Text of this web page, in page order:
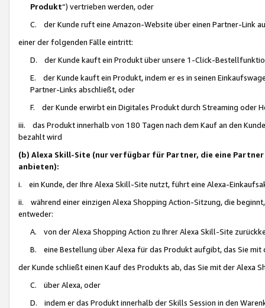
Produkt“) vertrieben werden, oder
C. der Kunde ruft eine Amazon-Website über einen Partner-Link
einer der folgenden Fälle eintritt:
D. der Kunde kauft ein Produkt über unsere 1-Click-
E. der Kunde kauft ein Produkt, indem er es in seinen
Partner-Links abschließt, oder
F. der Kunde erwirbt ein Digitales Produkt durch Streaming oder
iii. das Produkt innerhalb von 180 Tagen nach dem Kauf an den
bezahlt wird
(b) Alexa Skill-Site (nur verfügbar für Partner, die eine
anbieten):
i. ein Kunde, der Ihre Alexa Skill-Site nutzt, führt eine Alexa-
ii. während einer einzigen Alexa Shopping Action-Sitzung, die
entweder:
A. von der Alexa Shopping Action zu Ihrer Alexa Skill-Site
B. eine Bestellung über Alexa für das Produkt aufgibt, das Sie mit
der Kunde schließt einen Kauf des Produkts ab, das Sie mit der Alexa
C. über Alexa, oder
D. indem er das Produkt innerhalb der Skills Session in den